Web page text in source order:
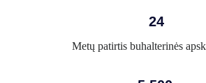
24
Metų patirtis buhalterinės